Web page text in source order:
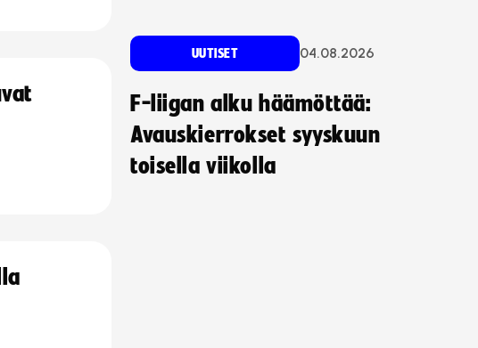
UUTISET 04.08.2026
F-liigan alku häämöttää:
Avauskierrokset syyskuun
toisella viikolla